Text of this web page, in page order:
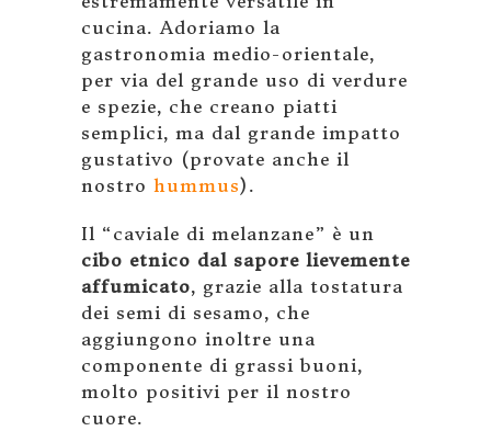
cucina. Adoriamo la
gastronomia medio-orientale,
per via del grande uso di verdure
e spezie, che creano piatti
semplici, ma dal grande impatto
gustativo (provate anche il
nostro hummus).
Il “caviale di melanzane” è un
cibo etnico dal sapore lievemente
affumicato, grazie alla tostatura
dei semi di sesamo, che
aggiungono inoltre una
componente di grassi buoni,
molto positivi per il nostro
cuore.